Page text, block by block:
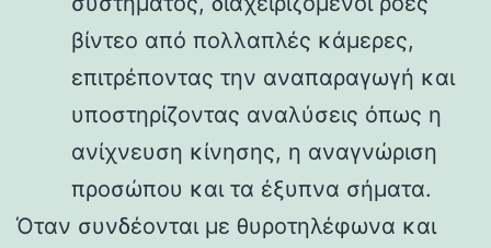
βίντεο από πολλαπλές κάμερες,
επιτρέποντας την αναπαραγωγή και
υποστηρίζοντας αναλύσεις όπως η
ανίχνευση κίνησης, η αναγνώριση
προσώπου και τα έξυπνα σήματα.
Όταν συνδέονται με θυροτηλέφωνα και